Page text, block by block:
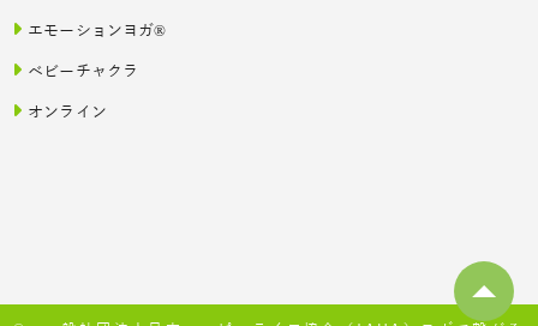
エモーションヨガ®
ベビーチャクラ
オンライン